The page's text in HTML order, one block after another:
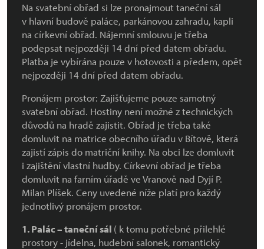
Na svatební obřad si lze pronajmout taneční sál
v hlavní budově paláce, parkánovou zahradu, kapli
na církevní obřad. Nájemní smlouvu je třeba
podepsat nejpozději 14 dní před datem obřadu.
Platba je vybírána pouze v hotovosti a předem, opět
nejpozději 14 dní před datem obřadu.
Pronájem prostor: Zajišťujeme pouze samotný
svatební obřad. Hostiny není možné z technických
důvodů na hradě zajistit. Obřad je třeba také
domluvit na matrice obecního úřadu v Bítově, která
zajistí zápis do matriční knihy. Na obci lze domluvit
i zajištění vlastní hudby. Církevní obřad je třeba
domluvit na farním úřadě ve Vranově nad Dyjí P.
Milan Plíšek. Ceny uvedené níže platí pro každý
jednotlivý pronájem prostor.
1. Palác – taneční sál ( k tomu potřebné přilehlé
prostory - jídelna, hudební salonek, romantický